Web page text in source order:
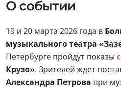
О событии
19 и 20 марта 2026 года в
музыкального театра
Петербурге пройдут показы
Крузо». Зрителей ждет
Александра Петрова при